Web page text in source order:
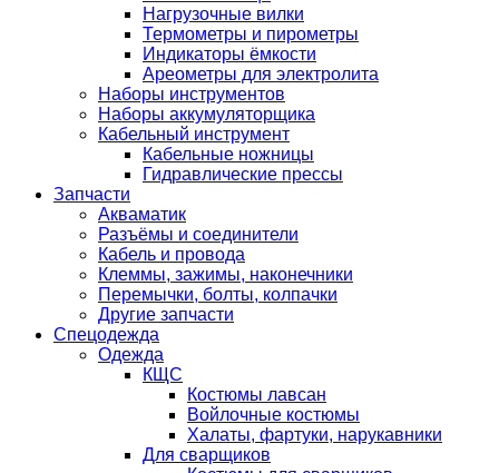
Нагрузочные вилки
Термометры и пирометры
Индикаторы ёмкости
Ареометры для электролита
Наборы инструментов
Наборы аккумуляторщика
Кабельный инструмент
Кабельные ножницы
Гидравлические прессы
Запчасти
Акваматик
Разъёмы и соединители
Кабель и провода
Клеммы, зажимы, наконечники
Перемычки, болты, колпачки
Другие запчасти
Спецодежда
Одежда
КЩС
Костюмы лавсан
Войлочные костюмы
Халаты, фартуки, нарукавники
Для сварщиков